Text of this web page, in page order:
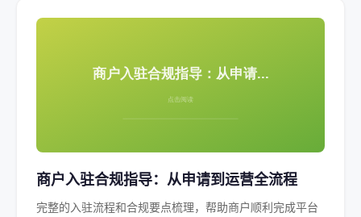
商户入驻合规指导：从申请到运营全流程
完整的入驻流程和合规要点梳理，帮助商户顺利完成平台